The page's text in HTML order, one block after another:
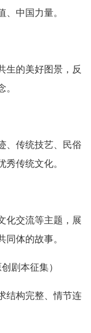
、中国力量。
生的美好图景，反
。
、传统技艺、民俗
传统文化。
化交流等主题，展
体的故事。
剧本征集）
结构完整、情节连